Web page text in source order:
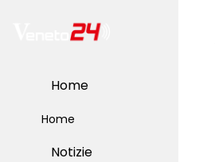
Home
Home
Notizie